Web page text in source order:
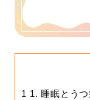
1 1. 睡眠とう